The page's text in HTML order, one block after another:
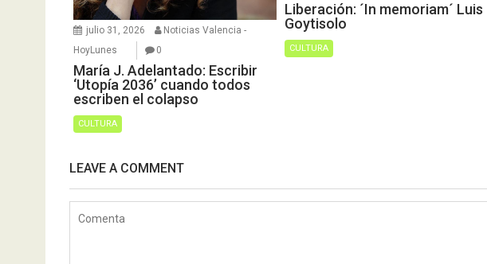
julio 31, 2026
Noticias Valencia -
HoyLunes
0
María J. Adelantado: Escribir
‘Utopía 2036’ cuando todos
escriben el colapso
CULTURA
Liberación: ´In memoriam´ Luis
Goytisolo
CULTURA
LEAVE A COMMENT